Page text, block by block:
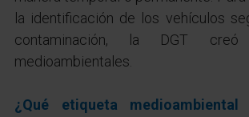
la identificación de los vehículos
contaminación, la DGT
medioambientales.
¿Qué etiqueta